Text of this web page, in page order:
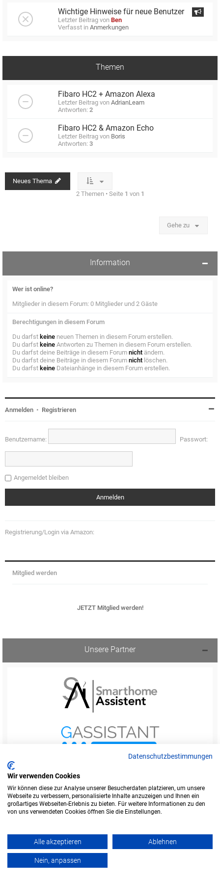
Wichtige Hinweise für neue Benutzer
Letzter Beitrag von Ben
Verfasst in Anmerkungen
Themen
Fibaro HC2 + Amazon Alexa
Letzter Beitrag von AdrianLeam
Antworten: 2
Fibaro HC2 & Amazon Echo
Letzter Beitrag von Boris
Antworten: 3
Neues Thema
2 Themen • Seite 1 von 1
Gehe zu
Information
Wer ist online?
Mitglieder in diesem Forum: 0 Mitglieder und 2 Gäste
Berechtigungen in diesem Forum
Du darfst keine neuen Themen in diesem Forum erstellen.
Du darfst keine Antworten zu Themen in diesem Forum erstellen.
Du darfst deine Beiträge in diesem Forum nicht ändern.
Du darfst deine Beiträge in diesem Forum nicht löschen.
Du darfst keine Dateianhänge in diesem Forum erstellen.
Anmelden • Registrieren
Benutzername: Passwort:
Angemeldet bleiben
Registrierung/Login via Amazon:
Mitglied werden
JETZT Mitglied werden!
Unsere Partner
Startseite Foren-Übersicht
Legende Kontakt
Werbung buchen
Amazon ist eine Marke von Amazon.com, Inc.
Weitere Marken und Markennamen sind Eigentum ihrer jeweiligen Inhaber.
© Copyright alefo.de - 2016-2025. Alle Rechte vorbehalten.
Datenschutzbestimmungen
Wir verwenden Cookies
Wir können diese zur Analyse unserer Besucherdaten platzieren, um unsere
Webseite zu verbessern, personalisierte Inhalte anzuzeigen und Ihnen ein
großartiges Webseiten-Erlebnis zu bieten. Für weitere Informationen zu den
von uns verwendeten Cookies öffnen Sie die Einstellungen.
Alle akzeptieren Ablehnen
Nein, anpassen